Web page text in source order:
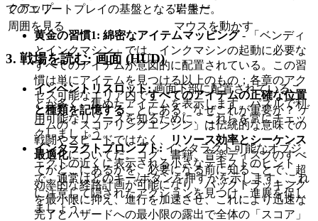
クアップ
'E' キー
周囲を見る
マウスを動かす
3. 戦場を読む: 画面 (HUD)
インベントリスロット:画面下部に配置されているこ
とが多く、集めたアイテムを表示します。パズルで利
用可能なリソースを知るために、これらを常にチェッ
クしましょう。
インタラクトプロンプト: インタラクト可能なオブジ
ェクトの近くに表示される小さなテキストのヒント
で、通常はどのキー/ボタンを押すかを示します。これ
に注意して隠されたアクションを見つけ、進展を促し
ましょう。
てのエリートプレイの基盤となる岩盤だ。
黄金の習慣1: 綿密なアイテムマッピング- 「ベンディ
とインクマシン」では、インクマシンの起動に必要な
すべてのアイテムが意図的に配置されている。この習
慣は単にアイテムを見つける以上のもの；各章のアク
セス可能なエリア内ですべてのアイテムの正確な位置
と種類を記憶することにある。なぜこれが重要か？ ゲ
ームの「スコアリングエンジン」は伝統的な意味での
戦闘やスピードではなく、
リソース効率とシーケンス
最適化についてだ。コグ、書籍、音楽ディスクのすべ
てがどこにあるかを、必要になる前に知ることで、超
効率的な経路計画が可能になり、バックトラッキング
を最小限に抑え、進行を加速させ、これにより迅速な
完了とハザードへの最小限の露出で全体の「スコア」